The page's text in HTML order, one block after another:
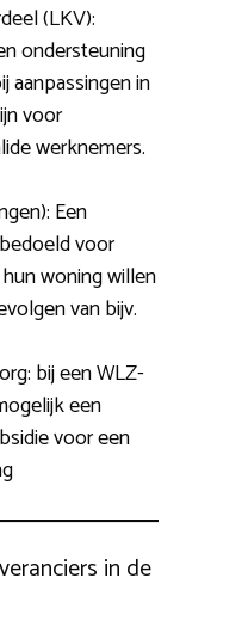
(LKV):
ondersteuning
aanpassingen in
voor
werknemers.
Een
voor
woning willen
van bijv.
bij een WLZ-
een
voor een
in de